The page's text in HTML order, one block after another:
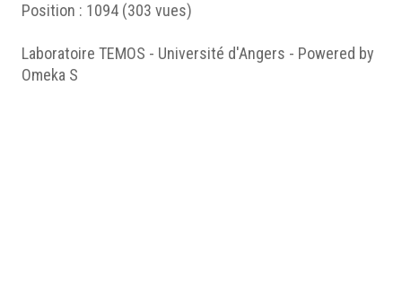
Position : 1094 (303 vues)
Laboratoire TEMOS - Université d'Angers - Powered by
Omeka S